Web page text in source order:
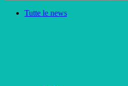
Tutte le news